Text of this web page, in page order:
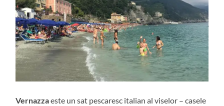
Vernazzaeste un sat pescaresc italian al viselor – casele